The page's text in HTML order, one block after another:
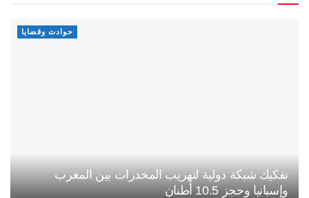
حوادث وقضايا
تفكيك شبكة دولية لتهريب المخدرات بين المغرب
وإسبانيا وحجز 10.5 أطنان